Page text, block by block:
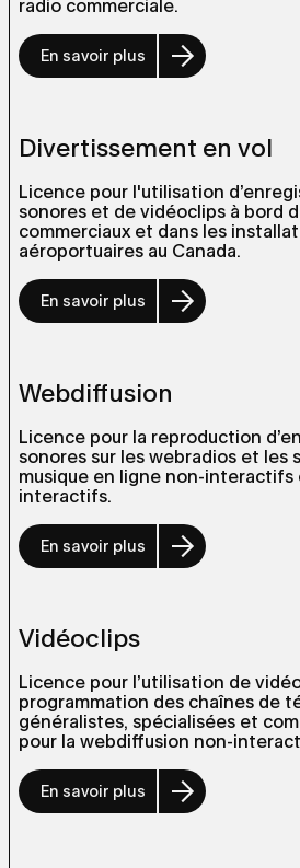
radio commerciale.
En savoir plus
Divertissement en vol
Licence pour l'utilisation
sonores et de vidéoclips à bord
commerciaux et dans les
aéroportuaires au Canada.
En savoir plus
Webdiffusion
Licence pour la reproduction
sonores sur les webradios et les
musique en ligne non-interactifs
interactifs.
En savoir plus
Vidéoclips
Licence pour l’utilisation de
programmation des chaînes de
généralistes, spécialisées et
pour la webdiffusion non-
En savoir plus